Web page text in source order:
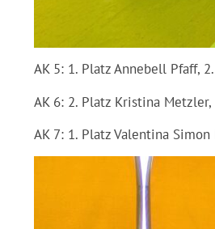
AK 5: 1. Platz Annebell Pfaff,
AK 6: 2. Platz Kristina
AK 7: 1. Platz Valentina